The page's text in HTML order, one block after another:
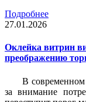
Подробнее
27.01.2026
Оклейка витрин
преображению
В современном
за внимание